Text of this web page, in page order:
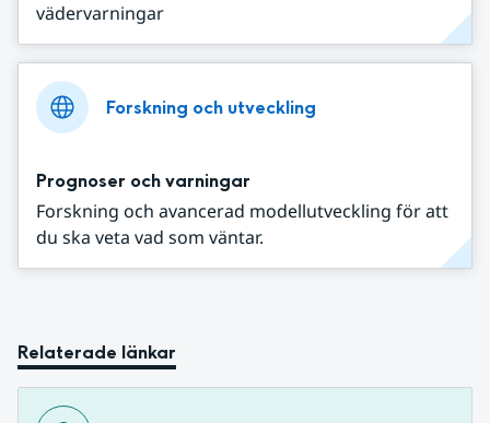
vädervarningar
Forskning och utveckling
Prognoser och varningar
Forskning och avancerad modellutveckling för att
du ska veta vad som väntar.
Relaterade länkar